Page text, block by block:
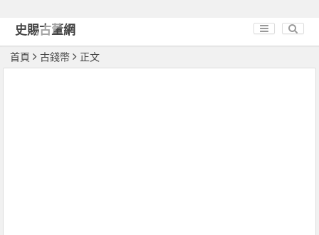
史賜古董網
首頁 古錢幣 正文